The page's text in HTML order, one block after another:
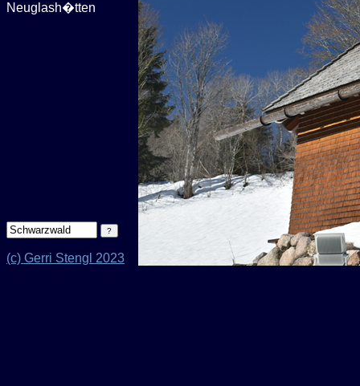
Neuglash�tten
(c) Gerri Stengl 2023